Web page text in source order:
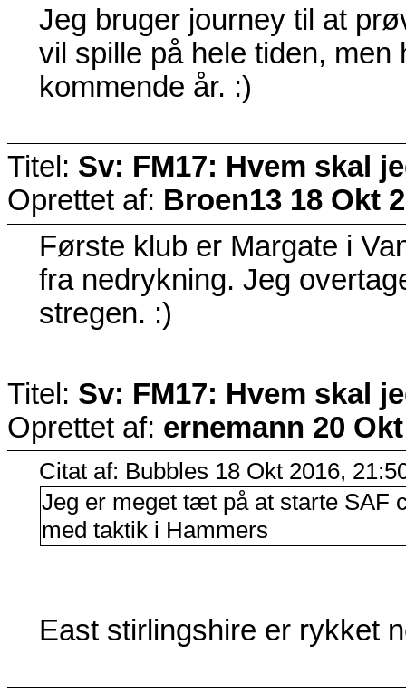
Jeg bruger journey til at
vil spille på hele tiden,
kommende år. :)
Titel: Sv: FM17: Hvem skal
Oprettet af: Broen13 18 Okt
Første klub er Margate i
fra nedrykning. Jeg
stregen. :)
Titel: Sv: FM17: Hvem skal
Oprettet af: ernemann 20
Citat af: Bubbles 18 Okt 2016,
Jeg er meget tæt på at starte
med taktik i Hammers
East stirlingshire er rykket